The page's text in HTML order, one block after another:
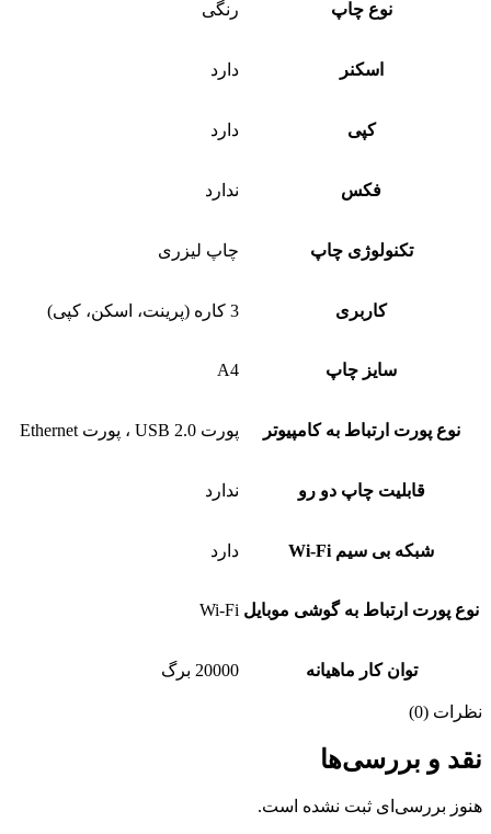
نوع چاپ رنگی
اسکنر دارد
کپی دارد
فکس ندارد
تکنولوژی چاپ چاپ لیزری
کاربری 3 کاره (پرینت، اسکن، کپی)
سایز چاپ A4
نوع پورت ارتباط به کامپیوتر پورت USB 2.0 ، پورت Ethernet
قابلیت چاپ دو رو ندارد
شبکه بی سیم Wi-Fi دارد
نوع پورت ارتباط به گوشی موبایل Wi-Fi
توان کار ماهیانه 20000 برگ
نظرات (0)
نقد و بررسی‌ها
هنوز بررسی‌ای ثبت نشده است.